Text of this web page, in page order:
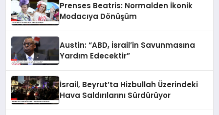
Prenses Beatris: Normalden İkonik
Modacıya Dönüşüm
Austin: “ABD, İsrail’in Savunmasına
Yardım Edecektir”
İsrail, Beyrut’ta Hizbullah Üzerindeki
Hava Saldırılarını Sürdürüyor